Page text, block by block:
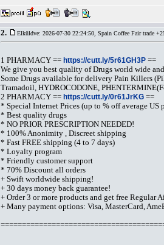
2. Elküldve: 2026-07-30 22:24:50, Spain Coffee Fair trade
1 PHARMACY == https://cutt.ly/5r61GH3P ==
We give you best quality of Drugs world wide
Some Drugs available for delivery Pain Killers
Tramadoil, HYDROCODONE,
2 PHARMACY == https://cutt.ly/0r61JrKG ==
* Special Internet Prices (up to % off average US
* Best quality drugs
* NO PRIOR PRESCRIPTION NEEDED!
* 100% Anonimity , Discreet shipping
* Fast FREE shipping (4 to 7 days)
* Loyalty program
* Friendly customer support
* 70% Discount all orders
+ Swift worldwide shipping!
+ 30 days money back guarantee!
+ Order 3 or more products and get free Regular
+ Many payment options: Visa, MasterCard,